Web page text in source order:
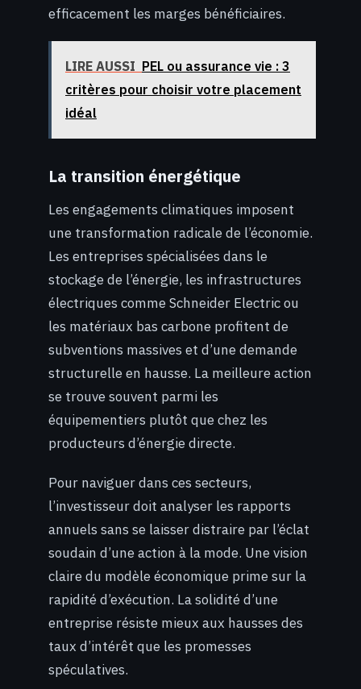
efficacement les marges bénéficiaires.
LIRE AUSSI PEL ou assurance vie : 3
critères pour choisir votre placement
idéal
La transition énergétique
Les engagements climatiques imposent
une transformation radicale de l’économie.
Les entreprises spécialisées dans le
stockage de l’énergie, les infrastructures
électriques comme Schneider Electric ou
les matériaux bas carbone profitent de
subventions massives et d’une demande
structurelle en hausse. La meilleure action
se trouve souvent parmi les
équipementiers plutôt que chez les
producteurs d’énergie directe.
Pour naviguer dans ces secteurs,
l’investisseur doit analyser les rapports
annuels sans se laisser distraire par l’éclat
soudain d’une action à la mode. Une vision
claire du modèle économique prime sur la
rapidité d’exécution. La solidité d’une
entreprise résiste mieux aux hausses des
taux d’intérêt que les promesses
spéculatives.